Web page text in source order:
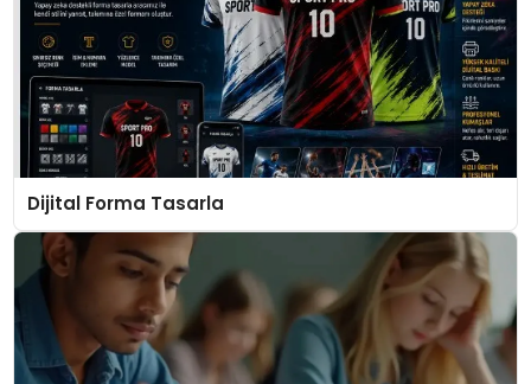
Dijital Forma Tasarla